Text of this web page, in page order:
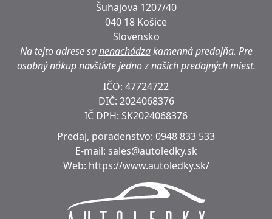
Šuhajova 1207/40
040 18 Košice
Slovensko
Na tejto adrese sanenachádzakamenná predajňa. Pre
osobný nákup navštívte jedno z našich predajných miest.
IČO: 47724722
DIČ: 2024068376
IČ DPH: SK2024068376
Predaj, poradenstvo: 0948 833 533
E-mail: sales@autoledky.sk
Web: https://www.autoledky.sk/